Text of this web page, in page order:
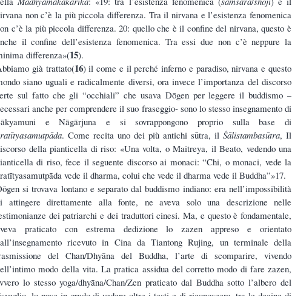
non c’è la più piccola differenza. Tra il nirvana e l’esistenza fenomenica
c’è la più piccola differenza. 20: quello che è il confine del nirvana, questo è
il confine dell’esistenza fenomenica. Tra essi due non c’è neppure la
differenza»(15).
già trattato(16) il come e il perché inferno e paradiso, nirvana e questo
siano uguali e radicalmente diversi, ora invece l’importanza del discorso
sul fatto che gli “occhiali” che usava Dōgen per leggere il buddismo –
anche per comprendere il suo fraseggio- sono lo stesso insegnamento di
e Nāgārjuna e si sovrappongono proprio sulla base di
. Come recita uno dei più antichi sūtra, il Śālistambasūtra, Il
della pianticella di riso: «Una volta, o Maitreya, il Beato, vedendo una
di riso, fece il seguente discorso ai monaci: “Chi, o monaci, vede la
vede il dharma, colui che vede il dharma vede il Buddha”»17.
si trovava lontano e separato dal buddismo indiano: era nell’impossibilità
attingere direttamente alla fonte, ne aveva solo una descrizione nelle
dei patriarchi e dei traduttori cinesi. Ma, e questo è fondamentale,
praticato con estrema dedizione lo zazen appreso e orientato
ricevuto in Cina da Tiantong Rujing, un terminale della
del Chan/Dhyāna del Buddha, l’arte di scomparire, vivendo
modo della vita. La pratica assidua del corretto modo di fare zazen,
lo stesso yoga/dhyāna/Chan/Zen praticato dal Buddha sotto l’albero del